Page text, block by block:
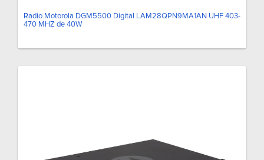
Radio Motorola DGM5500 Digital LAM28QPN9MA1AN UHF 403-
470 MHZ de 40W